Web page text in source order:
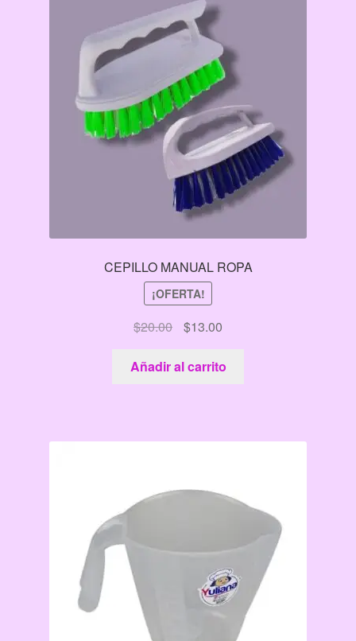
CEPILLO MANUAL ROPA
¡OFERTA!
$20.00
El
precio
original
era:
$13.00El
precio
actual
es:
Añadir al carrito